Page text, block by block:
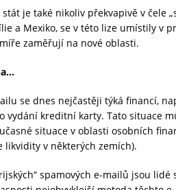
je také nikoliv překvapivě v čele
a Mexiko, se v této lize umístily v
zaměřují na nové oblasti.
se dnes nejčastěji týká financí,
vydání kreditní karty. Tato situace
situace v oblasti osobních
likvidity v některých zemích).
spamových e-mailů jsou lidé